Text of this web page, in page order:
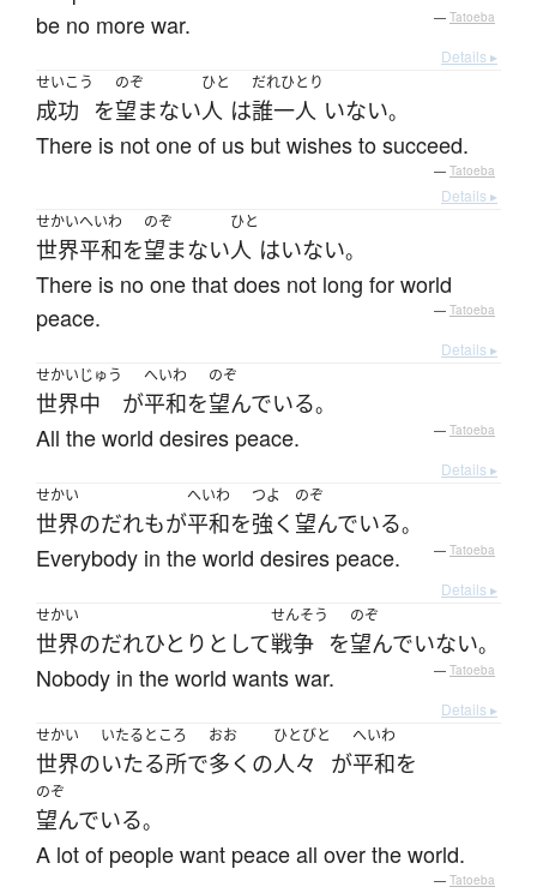
be no more war.
— Tatoeba
Details ▸
せいこう
成功 を
のぞ
望まない
ひと
人 は
だれひとり
誰一人 いない。
There is not one of us but wishes to succeed.
— Tatoeba
Details ▸
せかいへいわ
世界平和を
のぞ
望まない
ひと
人 はいない。
There is no one that does not long for world
peace.
— Tatoeba
Details ▸
せかいじゅう
世界中 が
へいわ
平和を
のぞ
望んでいる。
All the world desires peace. — Tatoeba
Details ▸
せかい
世界のだれもが
へいわ
平和を
つよ
強く
のぞ
望んでいる。
Everybody in the world desires peace. — Tatoeba
Details ▸
せかい
世界のだれひとりとして
せんそう
戦争 を
のぞ
望んでいない。
Nobody in the world wants war. — Tatoeba
Details ▸
せかい
世界の
いたるところ
いたる所で
おお
多く の
ひとびと
人々 が
へいわ
平和を
のぞ
望んでいる。
A lot of people want peace all over the world.
— Tatoeba